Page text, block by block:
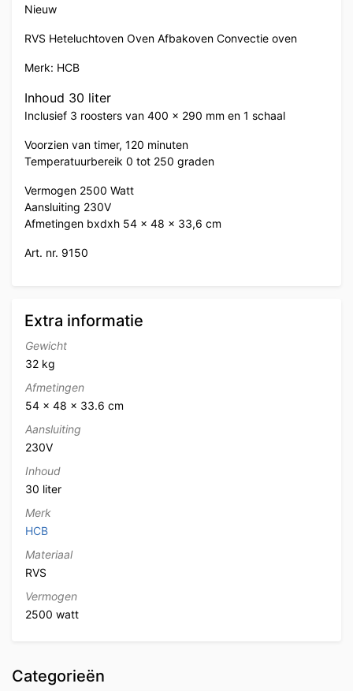
Nieuw
RVS Heteluchtoven Oven Afbakoven Convectie oven
Merk: HCB
Inhoud 30 liter
Inclusief 3 roosters van 400 x 290 mm en 1 schaal
Voorzien van timer, 120 minuten
Temperatuurbereik 0 tot 250 graden
Vermogen 2500 Watt
Aansluiting 230V
Afmetingen bxdxh 54 x 48 x 33,6 cm
Art. nr. 9150
Extra informatie
Gewicht
32 kg
Afmetingen
54 × 48 × 33.6 cm
Aansluiting
230V
Inhoud
30 liter
Merk
HCB
Materiaal
RVS
Vermogen
2500 watt
Categorieën